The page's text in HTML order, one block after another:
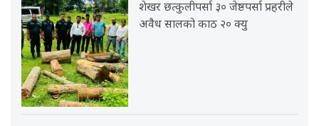
शेखर छत्कुलीपर्सा ३० जेष्ठपर्सा प्रहरीले
अवैध सालको काठ २० क्यु